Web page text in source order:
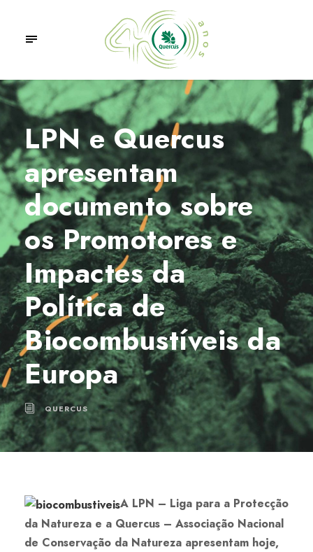
LPN e Quercus
apresentam
documento sobre
os Promotores e
Impactes da
Política de
Biocombustíveis da
Europa
QUERCUS
A LPN – Liga para a Protecção
da Natureza e a Quercus – Associação Nacional
de Conservação da Natureza apresentam hoje,